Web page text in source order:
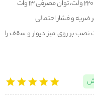
ضربه و فشار احتمالی
بر روی میز دیوار و سقف را